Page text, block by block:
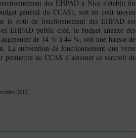
des EHPAD à Nice s’établit fin
général du CCAS), soit un coût moyen
le coût de fonctionnement des EHPAD est
EHPAD public créé, le budget annexe des
de 14 % à 44 %, soit une hausse de
subvention de fonctionnement que verse
au CCAS d’assumer ce surcroît de
2013.